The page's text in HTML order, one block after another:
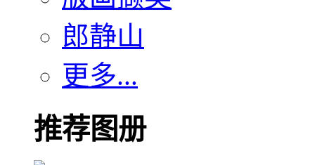
郎静山
更多...
推荐图册